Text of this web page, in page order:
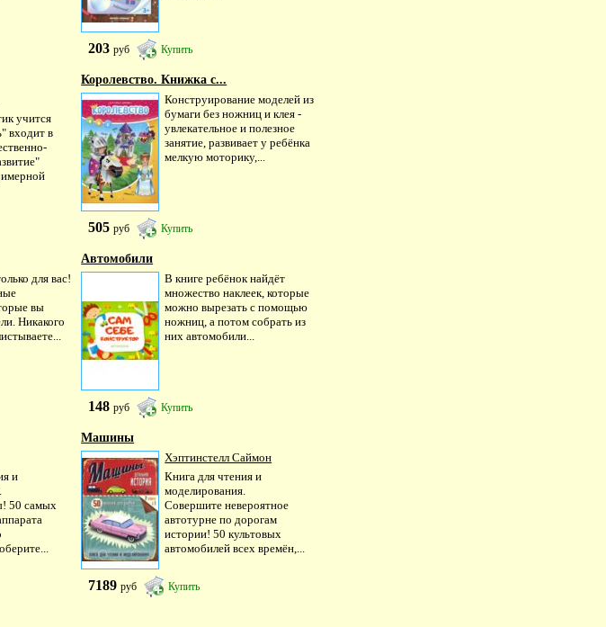
203руб Купить
учится
входит в
Королевство. Книжка с...
Конструирование моделей из
бумаги без ножниц и клея -
увлекательное и полезное
занятие, развивает у ребёнка
мелкую моторику,...
505руб Купить
для вас!
вы
Никакого
Автомобили
В книге ребёнок найдёт
множество наклеек, которые
можно вырезать с помощью
ножниц, а потом собрать из
них автомобили...
148руб Купить
и
50 самых
Машины
Хэптинстелл Саймон
Книга для чтения и
моделирования.
Совершите невероятное
автотурне по дорогам
истории! 50 культовых
автомобилей всех времён,...
7189руб Купить